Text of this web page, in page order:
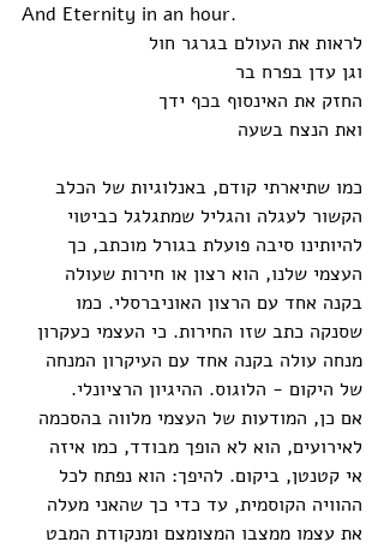
And Eternity in an hour.
לראות את העולם בגרגר חול
וגן עדן בפרח בר
החזק את האינסוף בכף ידך
ואת הנצח בשעה
כמו שתיארתי קודם, באנלוגיות של הכלב
הקשור לעגלה והגליל שמתגלגל כביטוי
להיותינו סיבה פועלת בגורל מוכתב, כך
העצמי שלנו, הוא רצון או חירות שעולה
בקנה אחד עם הרצון האוניברסלי. כמו
שסנקה כתב שזו החירות. כי העצמי כעקרון
מנחה עולה בקנה אחד עם העיקרון המנחה
של היקום - הלוגוס. ההיגיון הרציונלי.
אם כן, המודעות של העצמי מלווה בהסכמה
לאירועים, הוא לא הופך מבודד, כמו איזה
אי קטנטן, ביקום. להיפך: הוא נפתח לכל
ההוויה הקוסמית, עד כדי כך שהאני מעלה
את עצמו ממצבו המצומצם ומנקודת המבט